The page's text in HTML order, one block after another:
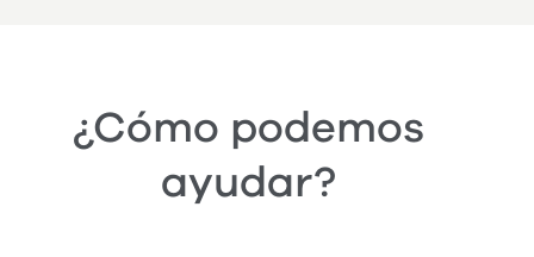
¿Cómo podemos
ayudar?